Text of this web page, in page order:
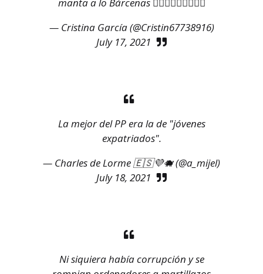
manta a lo Bárcenas 🤦🏽‍♀️🙆🏾‍♀️🤷🏾‍♀️
— Cristina García (@Cristin67738916)
July 17, 2021
La mejor del PP era la de "jóvenes
expatriados".
— Charles de Lorme 🇪🇸💜🐗 (@a_mijel)
July 18, 2021
Ni siquiera había corrupción y se